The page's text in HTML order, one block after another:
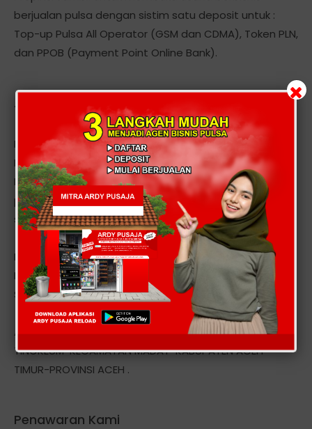
berjualan pulsa dengan sistim satu deposit untuk :
Top-up Pulsa All Operator (GSM dan CDMA), Token PLN,
dan PPOB (Payment Point Online Bank).
Tentang Kami
Kami adalah server, Distributor, Dealer Voucher Pulsa
Elektrik All Operator. Menyediakan Produk Voucher
Elektronik dan PPOB dengan sistem satu deposit untuk
pengisian multi operator, transaksi 24 jam non stop
setiap hari secara realtime.
Layanan kami meliputi seluruh provider seluler seperti :
Mentari, Indosat IM3, Simpati, AS, XL, Telkom, Esia, Ceria,
Smart, Axis, Three StarOne, Hepi dan Token Pln, dll
Alamat kantor kami berlokasi Di: DESA MEUNASAH
TINGKEUM-KECAMATAN MADAT-KABUPATEN ACEH
TIMUR-PROVINSI ACEH .
Penawaran Kami